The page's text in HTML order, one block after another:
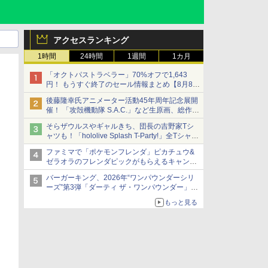
アクセスランキング
1時間 24時間 1週間 1カ月
「オクトパストラベラー」70%オフで1,643
円！ もうすぐ終了のセール情報まとめ【8月8日
更新】
ニンテンドーeショップでは「大神 絶景版」が
67%オフで990円
後藤隆幸氏アニメーター活動45年周年記念展開
催！ 「攻殻機動隊 S.A.C.」など生原画、総作画
監督修正が展示
そらザウルスやギャルきち、団長の吉野家Tシ
ャツも！「hololive Splash T-Party!」全Tシャツ
ラインナップ公開＆オンライン販売開始
ファミマで「ポケモンフレンダ」ピカチュウ&
ゼラオラのフレンダピックがもらえるキャンペ
ーン開催！
バーガーキング、2026年“ワンパウンダーシリ
ーズ”第3弾「ダーティ ザ・ワンパウンダー」を
「特製ガーリックマヨソース」を使用した超大
もっと見る